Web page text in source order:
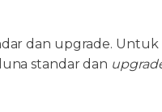
dan upgrade. Untuk
standar dan